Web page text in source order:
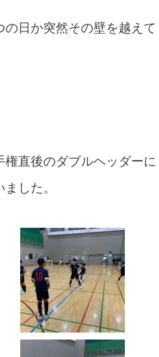
日か突然その壁を越えて
直後のダブルヘッダーに
した。